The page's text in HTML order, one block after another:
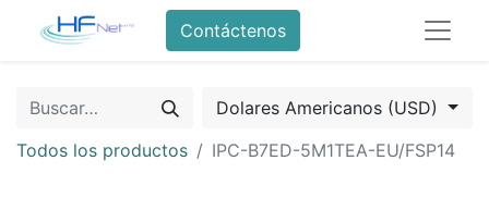
Contáctenos
Dolares Americanos (USD)
Todos los productos
IPC-B7ED-5M1TEA-EU/FSP14